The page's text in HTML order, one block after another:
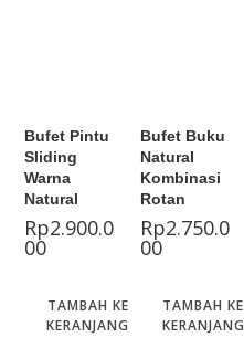
Bufet Pintu
Sliding
Warna
Natural
Rp2.900.0
00
TAMBAH KE
KERANJANG
Bufet Buku
Natural
Kombinasi
Rotan
Rp2.750.0
00
TAMBAH KE
KERANJANG